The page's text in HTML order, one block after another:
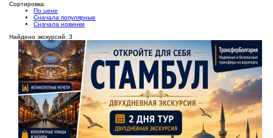
Сортировка:
По цене
Сначала популярные
Сначала новинки
Найдено экскурсий: 3